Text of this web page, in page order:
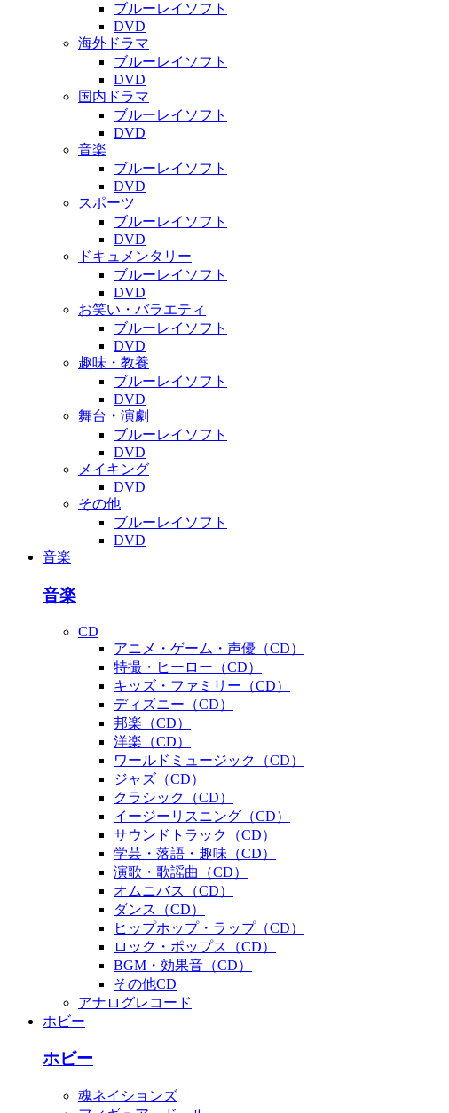
ブルーレイソフト
DVD
海外ドラマ
ブルーレイソフト
DVD
国内ドラマ
ブルーレイソフト
DVD
音楽
ブルーレイソフト
DVD
スポーツ
ブルーレイソフト
DVD
ドキュメンタリー
ブルーレイソフト
DVD
お笑い・バラエティ
ブルーレイソフト
DVD
趣味・教養
ブルーレイソフト
DVD
舞台・演劇
ブルーレイソフト
DVD
メイキング
DVD
その他
ブルーレイソフト
DVD
音楽
音楽
CD
アニメ・ゲーム・声優（CD）
特撮・ヒーロー（CD）
キッズ・ファミリー（CD）
ディズニー（CD）
邦楽（CD）
洋楽（CD）
ワールドミュージック（CD）
ジャズ（CD）
クラシック（CD）
イージーリスニング（CD）
サウンドトラック（CD）
学芸・落語・趣味（CD）
演歌・歌謡曲（CD）
オムニバス（CD）
ダンス（CD）
ヒップホップ・ラップ（CD）
ロック・ポップス（CD）
BGM・効果音（CD）
その他CD
アナログレコード
ホビー
ホビー
魂ネイションズ